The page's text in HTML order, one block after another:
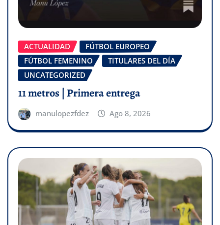
ACTUALIDAD
FÚTBOL EUROPEO
FÚTBOL FEMENINO
TITULARES DEL DÍA
UNCATEGORIZED
11 metros | Primera entrega
manulopezfdez Ago 8, 2026